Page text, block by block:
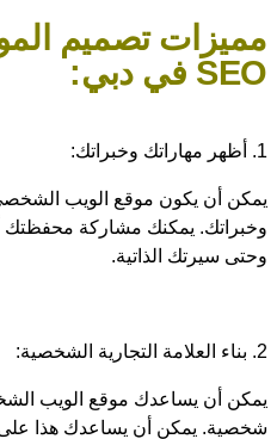
مميزات تصميم
SEO في دبي:
1. أظهر مهاراتك وخبراتك:
يمكن أن يكون موقع الويب
وخبراتك. يمكنك مشاركة محفظتك
وحتى سيرتك الذاتية.
2. بناء العلامة التجارية الشخصية:
يمكن أن يساعدك موقع الويب
شخصية. يمكن أن يساعدك هذا